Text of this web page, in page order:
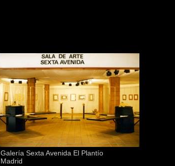
Galería Sexta Avenida El Plantío
Madrid